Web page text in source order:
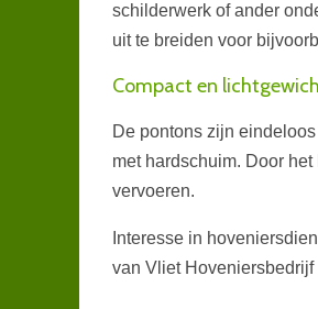
schilderwerk of ander
uit te breiden voor
Compact en
De pontons zijn
met hardschuim. Door
vervoeren.
Interesse in
van Vliet Hoveniersbedrijf